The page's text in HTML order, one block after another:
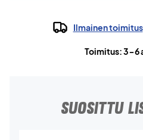
Ilmainen toimitus
Toimitus: 3-6
SUOSITTU